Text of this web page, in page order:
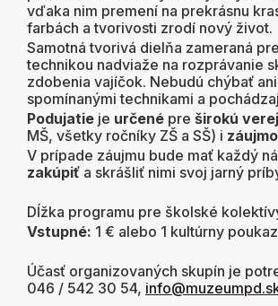
vďaka nim premení na prekrásnu
farbách a tvorivosti zrodí nový život.
Samotná tvorivá dielňa zameraná
technikou nadviaže na rozprávanie
zdobenia vajíčok. Nebudú chýbať
spomínanými technikami a
Podujatie je určené pre širokú
MŠ, všetky ročníky ZŠ a SŠ) i
V prípade záujmu bude mať každý
zakúpiť a skrášliť nimi svoj jarný
Dĺžka programu pre školské
Vstupné: 1 € alebo 1 kultúrny poukaz
Účasť organizovaných skupín je
046 / 542 30 54,